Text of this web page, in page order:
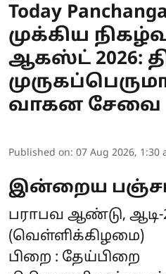
Today
முக்கிய
ஆகஸ்ட் 2026:
வாகன சேவை
Published on: 07 Aug 2026, 1:30
இன்றைய
பராபவ ஆண்டு, ஆடி-
(வெள்ளிக்கிழமை)
பிறை : தேய்பிறை